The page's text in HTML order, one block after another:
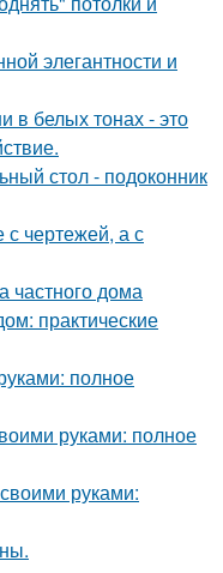
элегантности и
в белых тонах - это
стол - подоконник
с чертежей, а с
частного дома
практические
полное
руками: полное
руками: